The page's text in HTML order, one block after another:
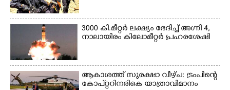
3000 കി.മീറ്റർ ലക്ഷ്യം ഭേദിച്ച് അഗ്നി 4,
നാലായിരം കിലോമീറ്റർ പ്രഹരശേഷി
ആകാശത്ത് സുരക്ഷാ വീഴ്‌ച: ട്രംപിന്റെ
കോ‌പ്‌റ്ററിനരികെ യാത്രാവിമാനം